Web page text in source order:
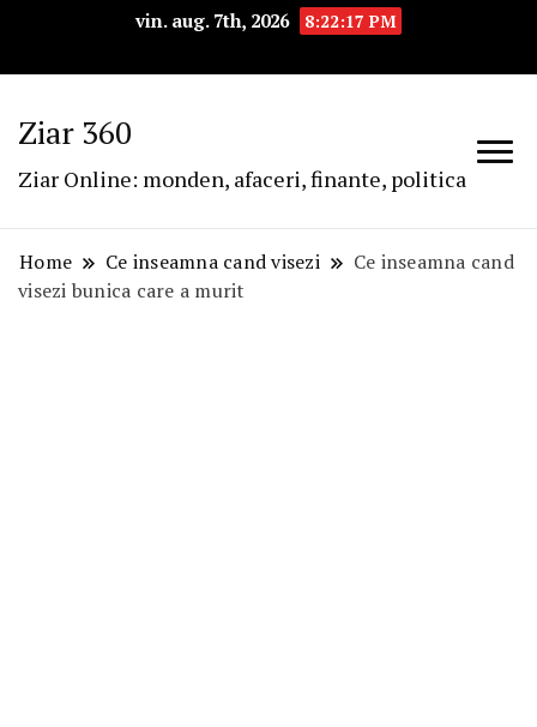
vin. aug. 7th, 2026 8:22:17 PM
Ziar 360
Ziar Online: monden, afaceri, finante, politica
Home Ce inseamna cand visezi
Ce inseamna cand
visezi bunica care a murit